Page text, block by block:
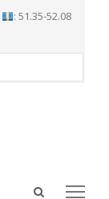
: 51.35-52.08
Open